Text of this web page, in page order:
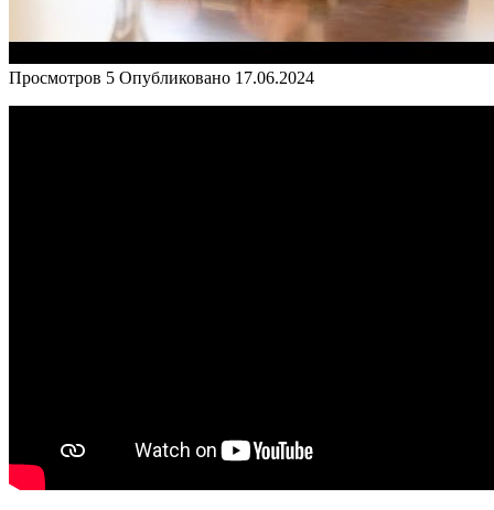
Просмотров 5 Опубликовано 17.06.2024